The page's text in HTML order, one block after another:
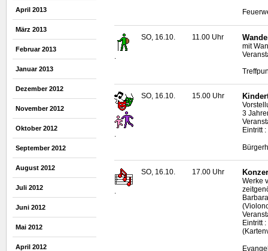
April 2013
März 2013
Februar 2013
Januar 2013
Dezember 2012
November 2012
Oktober 2012
September 2012
August 2012
Juli 2012
Juni 2012
Mai 2012
April 2012
SO, 16.10. 11.00 Uhr
mit
.
SO, 16.10. 15.00 Uhr
3
Eintritt
.
SO, 16.10. 17.00 Uhr
Werke
Eintritt